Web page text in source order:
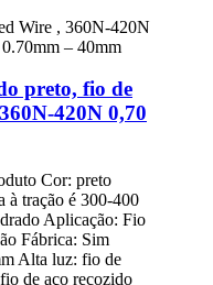
preto, fio de
420N 0,70
Cor: preto
à tração é 300-400
Aplicação: Fio
Fábrica: Sim
Alta luz: fio de
de aço recozido